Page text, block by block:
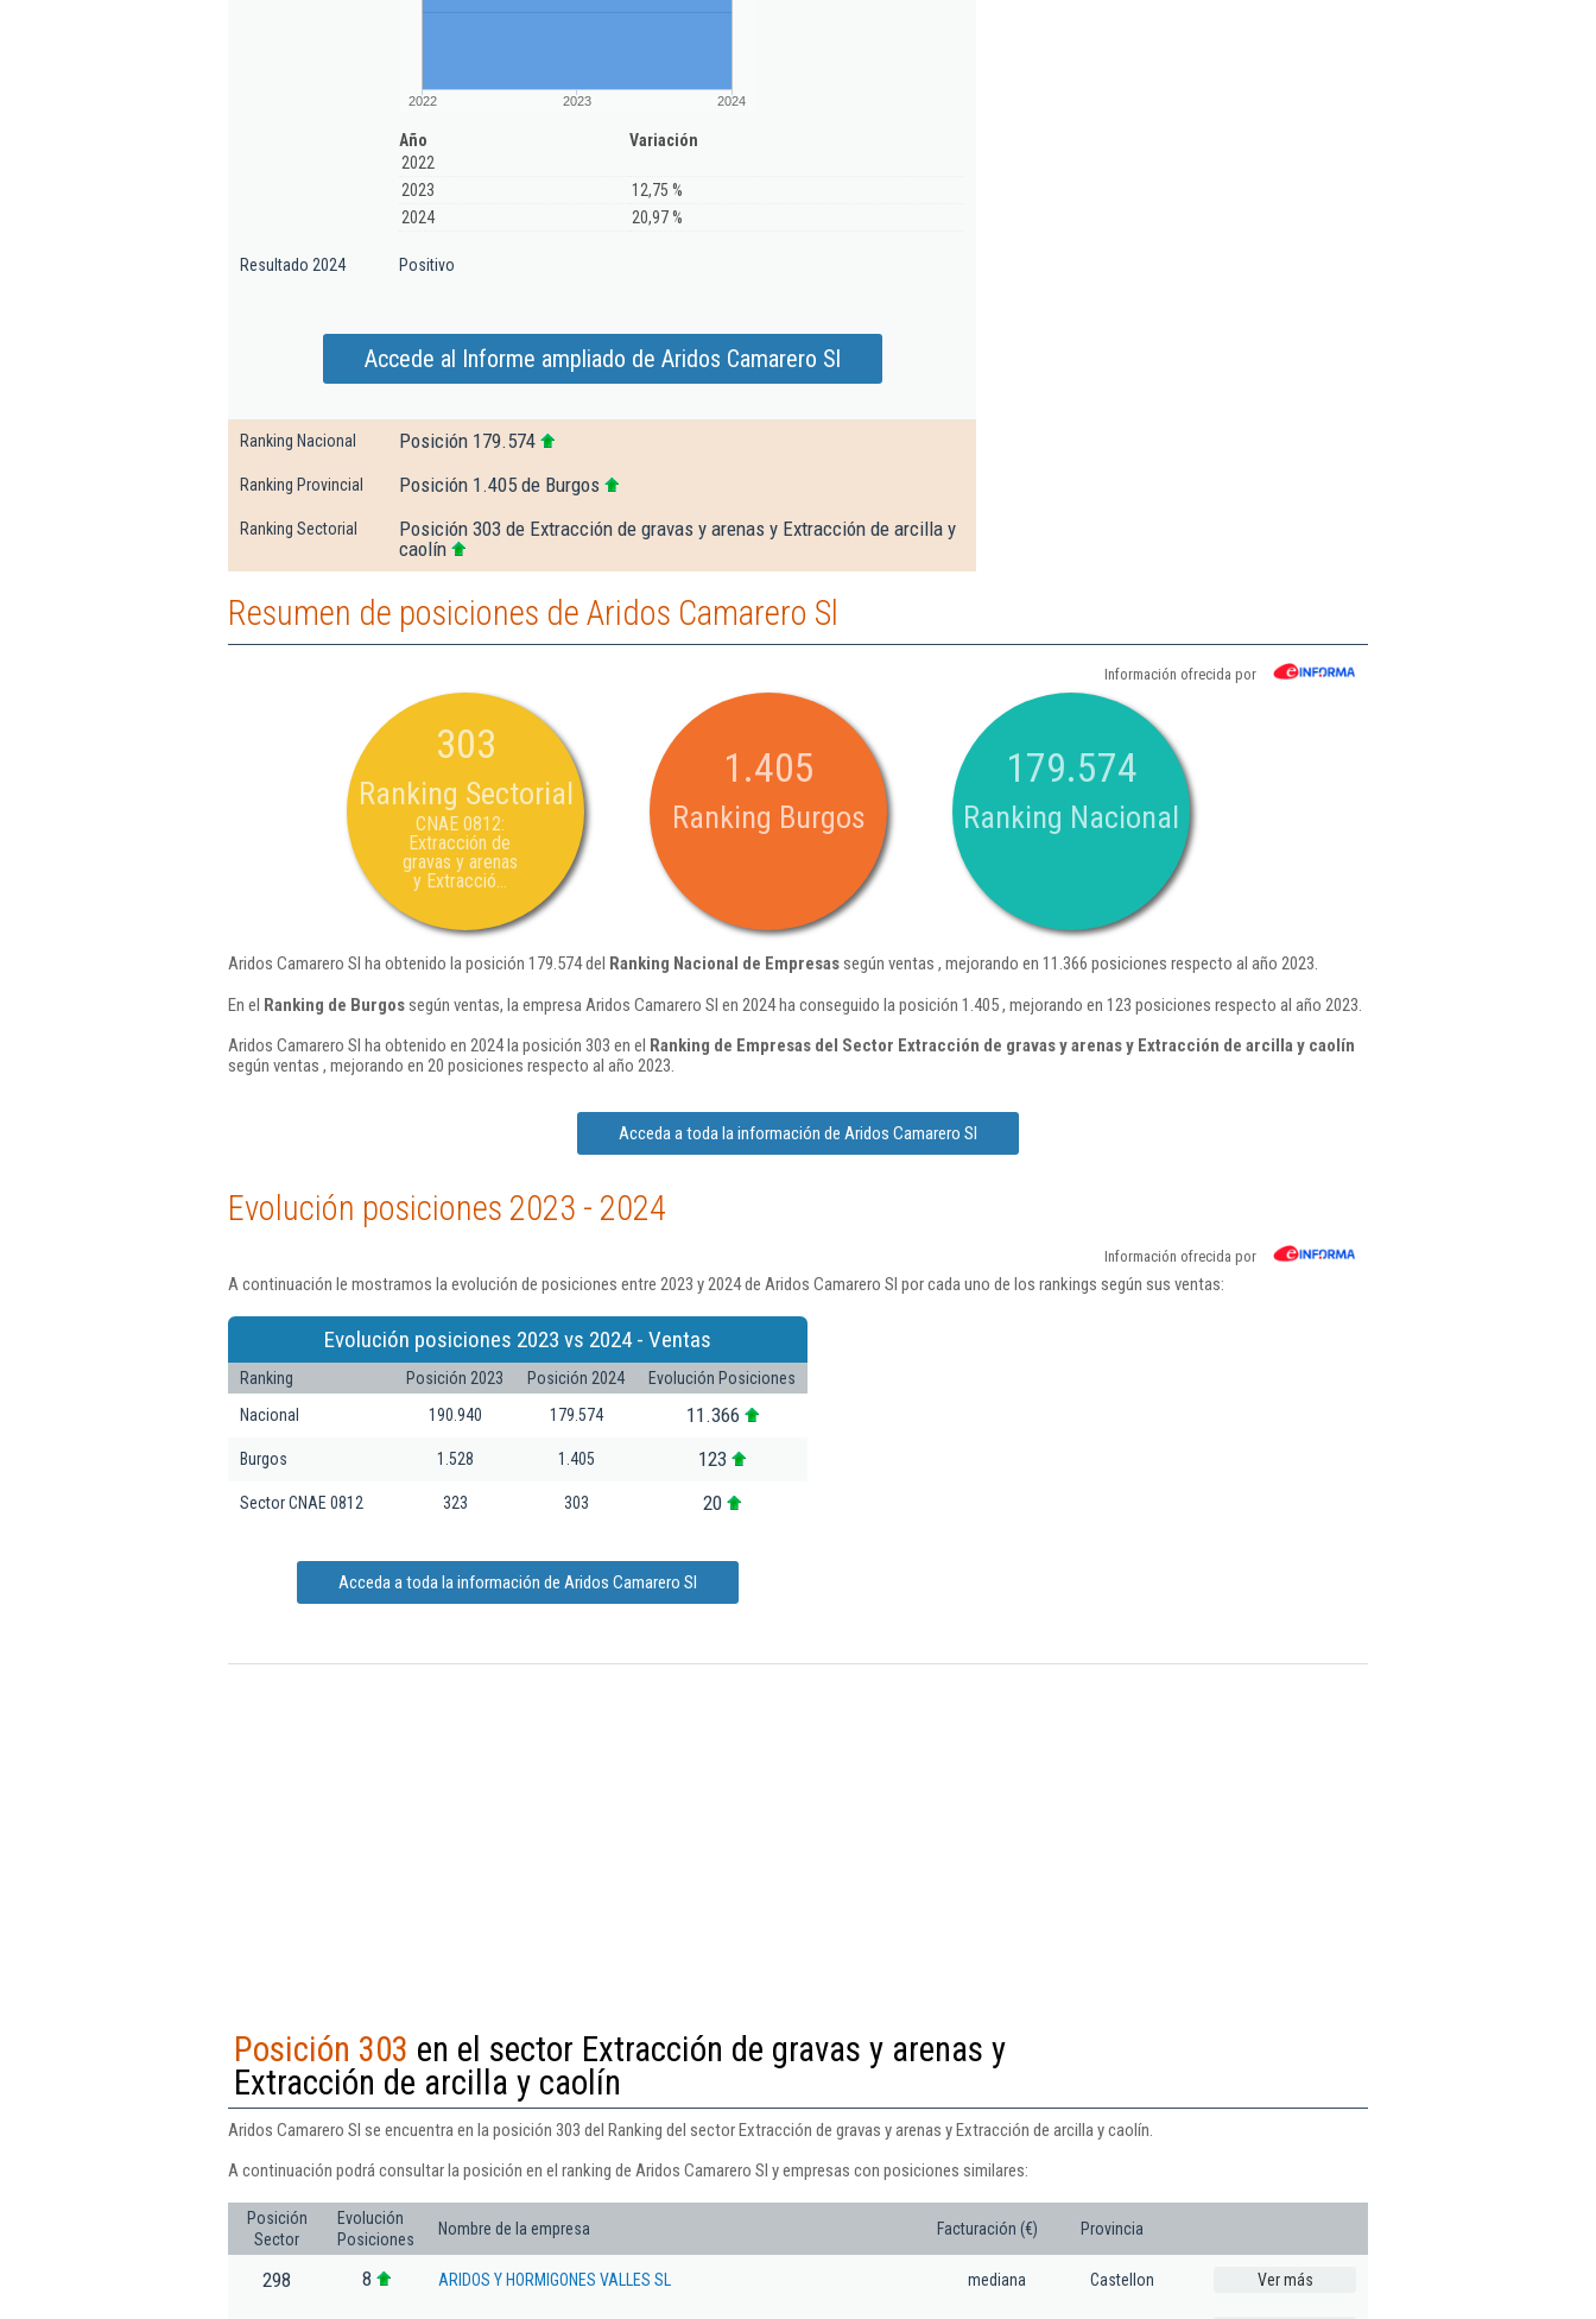
2022 2023 2024
Año
Variación
2022
2023
12,75 %
2024
20,97 %
Resultado 2024 Positivo
Accede al Informe ampliado de Aridos Camarero Sl
Ranking Nacional Posición 179.574
Ranking Provincial Posición 1.405 de Burgos
Ranking Sectorial
Posición 303 de Extracción de gravas y arenas y Extracción de arcilla y
caolín
Resumen de posiciones de Aridos Camarero Sl
Información ofrecida por
303
Ranking Sectorial
CNAE 0812:
Extracción de
gravas y arenas
y Extracció...
1.405
Ranking Burgos
179.574
Ranking Nacional
Aridos Camarero Sl ha obtenido la posición 179.574 del Ranking Nacional de Empresassegún ventas , mejorando en 11.366 posiciones respecto al año 2023.
En el Ranking de Burgossegún ventas, la empresa Aridos Camarero Sl en 2024 ha conseguido la posición 1.405 , mejorando en 123 posiciones respecto al año 2023.
Aridos Camarero Sl ha obtenido en 2024 la posición 303 en el Ranking de Empresas del Sector Extracción de gravas y arenas y Extracción de arcilla y caolín
según ventas , mejorando en 20 posiciones respecto al año 2023.
Acceda a toda la información de Aridos Camarero Sl
Evolución posiciones 2023 - 2024
Información ofrecida por
A continuación le mostramos la evolución de posiciones entre 2023 y 2024 de Aridos Camarero Sl por cada uno de los rankings según sus ventas:
Evolución posiciones 2023 vs 2024 - Ventas
Ranking Posición 2023 Posición 2024
Evolución Posiciones
Nacional
190.940 179.574 11.366
Burgos 1.528 1.405 123
Sector CNAE 0812 323 303 20
Acceda a toda la información de Aridos Camarero Sl
Posición 303 en el sector Extracción de gravas y arenas y
Extracción de arcilla y caolín
Aridos Camarero Sl se encuentra en la posición 303 del Ranking del sector Extracción de gravas y arenas y Extracción de arcilla y caolín.
A continuación podrá consultar la posición en el ranking de Aridos Camarero Sl y empresas con posiciones similares:
Posición
Sector
Evolución
Posiciones
Nombre de la empresa Facturación (€) Provincia
298 8 ARIDOS Y HORMIGONES VALLES SL mediana Castellon Ver más